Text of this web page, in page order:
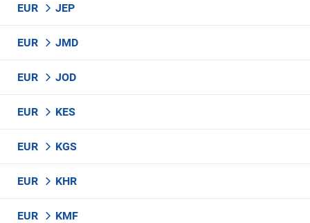
EUR JEP
EUR JMD
EUR JOD
EUR KES
EUR KGS
EUR KHR
EUR KMF